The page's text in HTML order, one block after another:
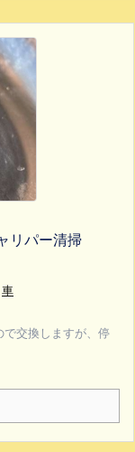
リパー清掃
車
で交換しますが、停